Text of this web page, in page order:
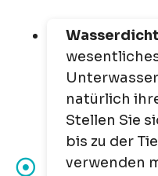
natürlich
Stellen Sie
bis zu der
verwenden